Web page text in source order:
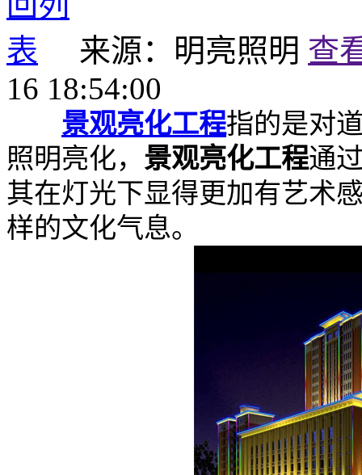
来源：明亮照明 查
16 18:54:00
景观亮化工程指的是对
照明亮化， 景观亮化工程通
其在灯光下显得更加有艺术
样的文化气息。